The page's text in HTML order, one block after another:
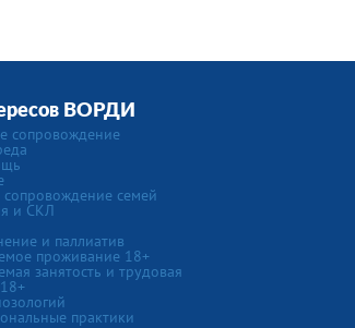
ВОРДИ
сопровождение
семей
и СКЛ
и паллиатив
проживание 18+
занятость и трудовая
практики